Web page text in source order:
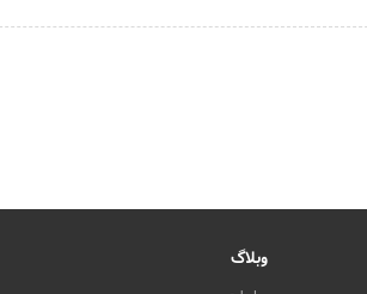
وبلاگ